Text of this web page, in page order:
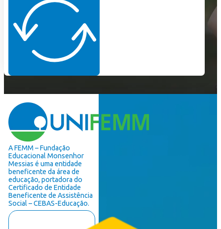
A FEMM – Fundação
Educacional Monsenhor
Messias é uma entidade
beneficente da área de
educação, portadora do
Certificado de Entidade
Beneficente de Assistência
Social – CEBAS-Educação.